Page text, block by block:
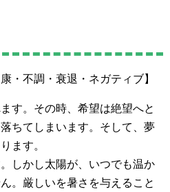
・不調・衰退・ネガティブ】
す。その時、希望は絶望へと
ちてしまいます。そして、夢
ます。
しかし太陽が、いつでも温か
。厳しいを暑さを与えること